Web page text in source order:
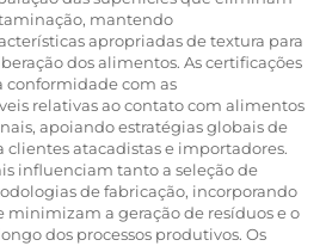
mantendo
apropriadas de textura para
dos alimentos. As certificações
conformidade com as
relativas ao contato com alimentos
apoiando estratégias globais de
atacadistas e importadores.
influenciam tanto a seleção de
de fabricação, incorporando
minimizam a geração de resíduos e o
dos processos produtivos. Os